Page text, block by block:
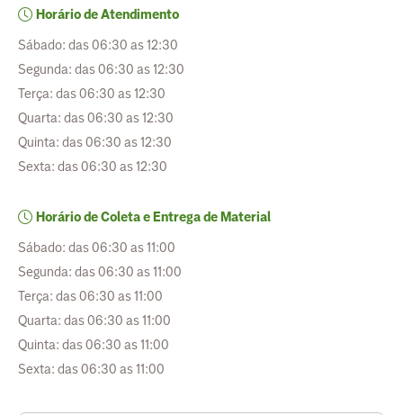
Horário de Atendimento
Sábado: das 06:30 as 12:30
Segunda: das 06:30 as 12:30
Terça: das 06:30 as 12:30
Quarta: das 06:30 as 12:30
Quinta: das 06:30 as 12:30
Sexta: das 06:30 as 12:30
Horário de Coleta e Entrega de Material
Sábado: das 06:30 as 11:00
Segunda: das 06:30 as 11:00
Terça: das 06:30 as 11:00
Quarta: das 06:30 as 11:00
Quinta: das 06:30 as 11:00
Sexta: das 06:30 as 11:00